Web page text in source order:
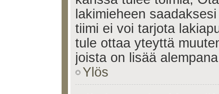
lakimieheen
tiimi ei voi tarjota
tule ottaa yteyttä
joista on lisää
Ylös